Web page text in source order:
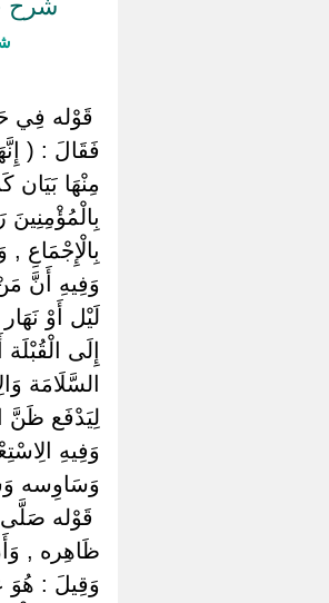
‏قَوْله فِي
فَقَالَ : (
مِنْهَا
بِالْإِجْمَاعِ ,
وَفِيهِ أَنَّ
لَيْل أَوْ
إِلَى
السَّلَامَة
لِيَدْفَع ظَنَّ
وَفِيهِ
وَسَاوِسه
‏قَوْله
ظَاهِره ,
وَقِيلَ : هُوَ